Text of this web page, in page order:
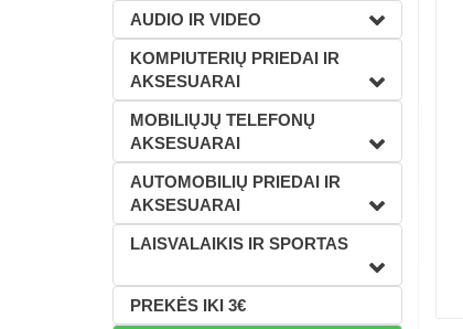
AUDIO IR VIDEO
KOMPIUTERIŲ PRIEDAI IR
AKSESUARAI
MOBILIŲJŲ TELEFONŲ
AKSESUARAI
AUTOMOBILIŲ PRIEDAI IR
AKSESUARAI
LAISVALAIKIS IR SPORTAS
PREKĖS IKI 3€